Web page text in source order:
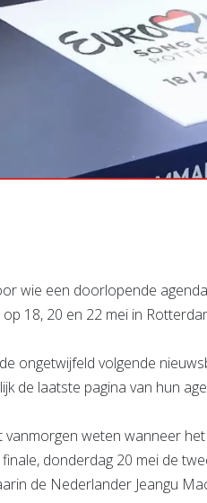
wie een doorlopende
18, 20 en 22 mei in
ongetwijfeld volgende
de laatste pagina van hun
vanmorgen weten wanneer
donderdag 20 mei de
de Nederlander Jeangu